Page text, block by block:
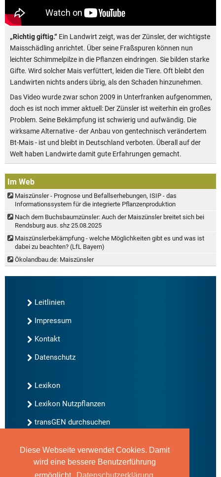
Diese Webseite verwendet Cookies. Damit
wird eine bessere Benutzerführung
„Richtig giftig.“ Ein Landwirt zeigt, was der Zünsler, der wichtigste
Maisschädling anrichtet. Über seine Fraßspuren können nun
leichter Schimmelpilze in die Pflanzen eindringen. Sie bilden starke
Gifte. Wird solcher Mais verfüttert, leiden die Tiere. Oft bleibt den
Landwirten nichts anders übrig, als den Schaden hinzunehmen.
Das Video wurde zwar schon 2009 in Unterfranken aufgenommen,
doch es ist noch immer aktuell: Der Zünsler ist weiterhin ein großes
Problem. Seine Bekämpfung ist schwierig und aufwändig. Die
wirksame Alternative - der Anbau von gentechnisch verändertem
Bt-Mais - ist und bleibt in Deutschland verboten. Überall auf der
Welt haben Landwirte damit gute Erfahrungen gemacht.
Im Web
Maiszünsler - Prognose und Befallserhebungen, ISIP - das
Informationssystem für die integrierte Pflanzenproduktion
Nach dem Buchsbaumzünsler: Auch der Maiszünsler breitet sich bei
Rendsburg aus. shz 25.08.2025
Maiszünslerbekämpfung - welche Möglichkeiten gibt es und was ist
dabei zu beachten? (LfL Bayern)
Ökolandbau.de: Maiszünsler
Leitlinien
Impressum
Kontakt
Datenschutz
Lexikon
Lexikon Nutzpflanzen
transGEN durchsuchen
Neu bei transGEN